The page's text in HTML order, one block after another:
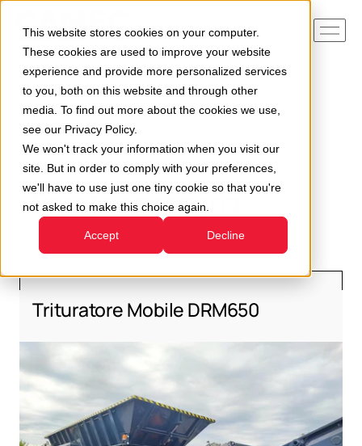
This website stores cookies on your computer.
These cookies are used to improve your website
experience and provide more personalized services
to you, both on this website and through other
media. To find out more about the cookies we use,
see our Privacy Policy.
We won't track your information when you visit our
site. But in order to comply with your preferences,
we'll have to use just one tiny cookie so that you're
not asked to make this choice again.
Accept Decline
Home Pronta consegna
Pronta consegna
Trituratore Mobile DRM650